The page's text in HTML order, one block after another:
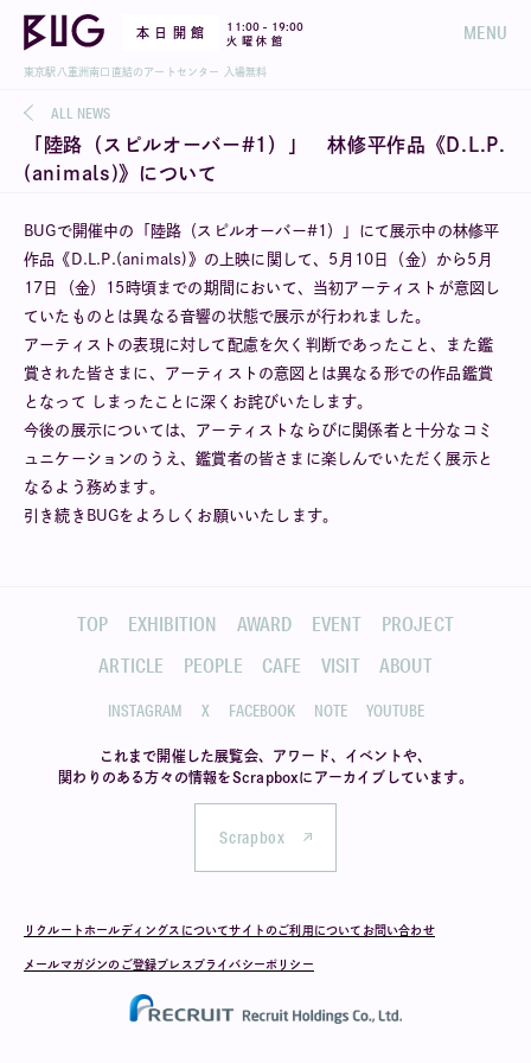
本 日 開 館 11:00 - 19:00
火 曜 休 館
MENU
東京駅八重洲南口直結のアートセンター 入場無料
ALL NEWS
「陸路（スピルオーバー#1）」 林修平作品《D.L.P.
(animals)》について
BUGで開催中の「陸路（スピルオーバー#1）」にて展示中の林修平
作品《D.L.P.(animals)》の上映に関して、5月10日（金）から5月
17日（金）15時頃までの期間において、当初アーティストが意図し
ていたものとは異なる音響の状態で展示が行われました。
アーティストの表現に対して配慮を欠く判断であったこと、また鑑
賞された皆さまに、アーティストの意図とは異なる形での作品鑑賞
となって しまったことに深くお詫びいたします。
今後の展示については、アーティストならびに関係者と十分なコミ
ュニケーションのうえ、鑑賞者の皆さまに楽しんでいただく展示と
なるよう務めます。
引き続きBUGをよろしくお願いいたします。
TOP EXHIBITION AWARD EVENT
PROJECT
ARTICLE
PEOPLE CAFE VISIT ABOUT
INSTAGRAM X FACEBOOK NOTE YOUTUBE
これまで開催した展覧会、アワード、イベントや、
関わりのある方々の情報をScrapboxにアーカイブしています。
Scrapbox
リクルートホールディングスについてサイトのご利用について お問い合わせ
メールマガジンのご登録プレス プライバシーポリシー